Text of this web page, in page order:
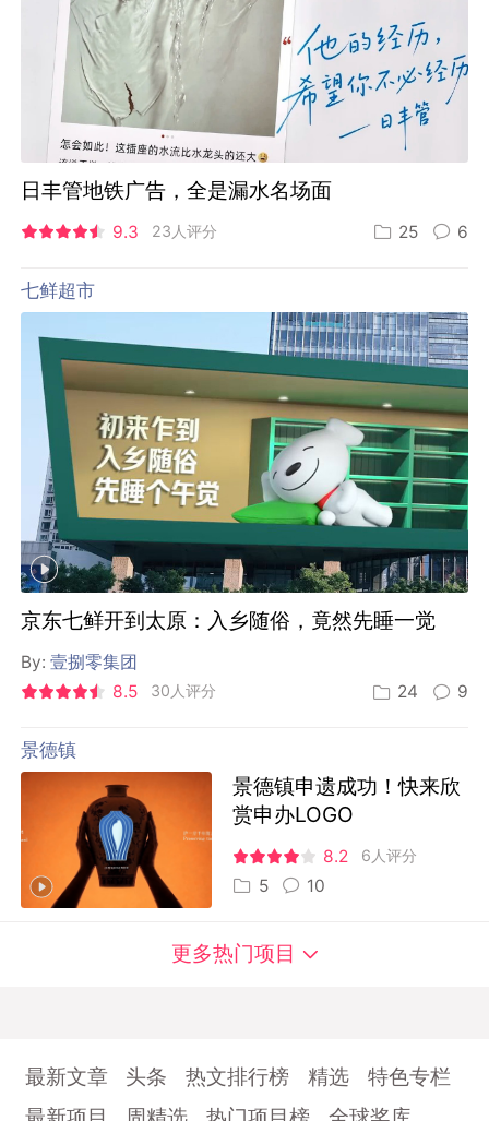
日丰管地铁广告，全是漏水名场面
9.3 23人评分 25 6
七鲜超市
京东七鲜开到太原：入乡随俗，竟然先睡一觉
By:壹捌零集团
8.5
30人评分 24 9
景德镇
景德镇申遗成功！快来欣
赏申办LOGO
8.2 6人评分
5 10
更多热门项目
最新文章 头条 热文排行榜 精选
特色专栏